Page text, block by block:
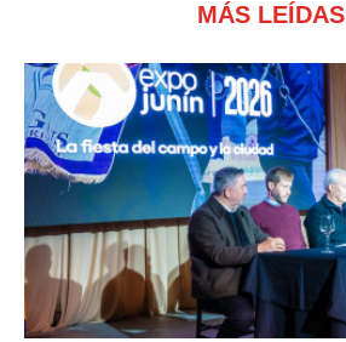
MÁS LEÍDAS